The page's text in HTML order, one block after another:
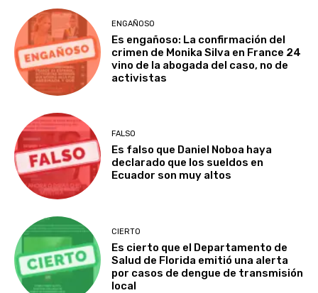
ENGAÑOSO
Es engañoso: La confirmación del
crimen de Monika Silva en France 24
vino de la abogada del caso, no de
activistas
FALSO
Es falso que Daniel Noboa haya
declarado que los sueldos en
Ecuador son muy altos
CIERTO
Es cierto que el Departamento de
Salud de Florida emitió una alerta
por casos de dengue de transmisión
local